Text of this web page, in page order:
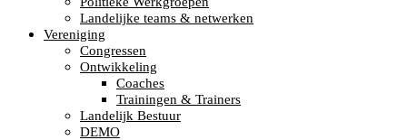
Landelijke teams & netwerken
Vereniging
Congressen
Ontwikkeling
Coaches
Trainingen & Trainers
Landelijk Bestuur
DEMO